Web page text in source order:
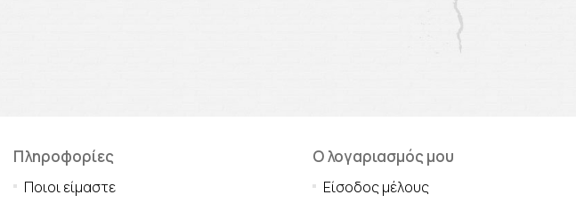
Πληροφορίες
Ποιοι είμαστε
Ο λογαριασμός μου
Είσοδος μέλους